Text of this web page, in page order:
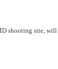
shooting site,